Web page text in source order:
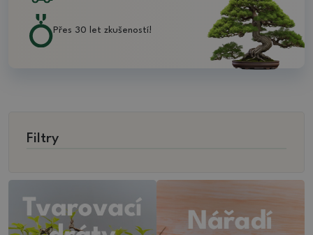
Filtry
Přes 30 let zkušeností!